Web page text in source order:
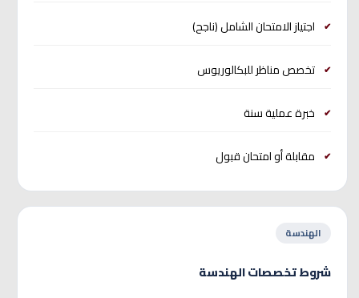
اجتياز الامتحان الشامل (ناجح)
تخصص مناظر للبكالوريوس
خبرة عملية سنة
مقابلة أو امتحان قبول
الهندسة
شروط تخصصات الهندسة